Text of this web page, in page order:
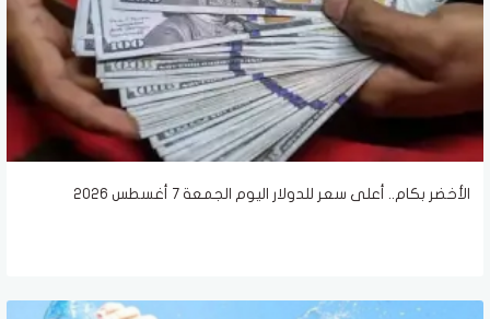
الأخضر بكام.. أعلى سعر للدولار اليوم الجمعة 7 أغسطس 2026